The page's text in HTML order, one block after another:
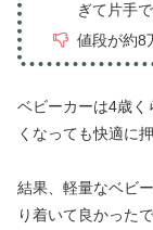
ぎて片手
値段が約8
ベビーカーは4歳
くなっても快適に
結果、軽量なベビ
り着いて良かったで